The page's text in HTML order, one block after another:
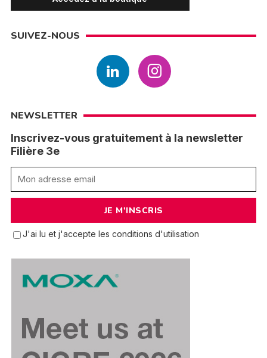
SUIVEZ-NOUS
NEWSLETTER
Inscrivez-vous gratuitement à la newsletter
Filière 3e
J'ai lu et j'accepte les conditions d'utilisation